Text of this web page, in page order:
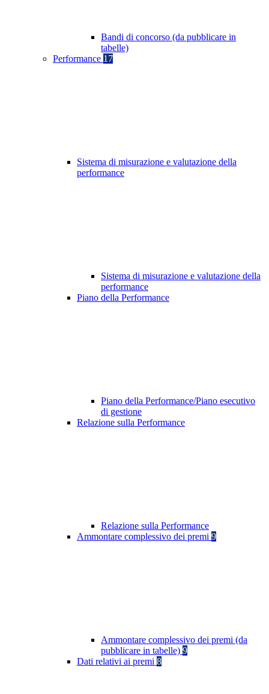
Bandi di concorso (da pubblicare in
tabelle)
Performance 17
Sistema di misurazione e valutazione della
performance
Sistema di misurazione e valutazione della
performance
Piano della Performance
Piano della Performance/Piano esecutivo
di gestione
Relazione sulla Performance
Relazione sulla Performance
Ammontare complessivo dei premi 9
Ammontare complessivo dei premi (da
pubblicare in tabelle) 9
Dati relativi ai premi 8